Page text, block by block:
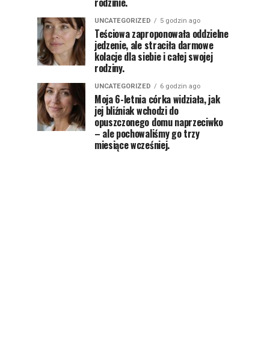
UNCATEGORIZED 5 godzin ago
Teściowa zaproponowała oddzielne
jedzenie, ale straciła darmowe
kolacje dla siebie i całej swojej
rodziny.
UNCATEGORIZED 6 godzin ago
Moja 6-letnia córka widziała, jak
jej bliźniak wchodzi do
opuszczonego domu naprzeciwko
– ale pochowaliśmy go trzy
miesiące wcześniej.